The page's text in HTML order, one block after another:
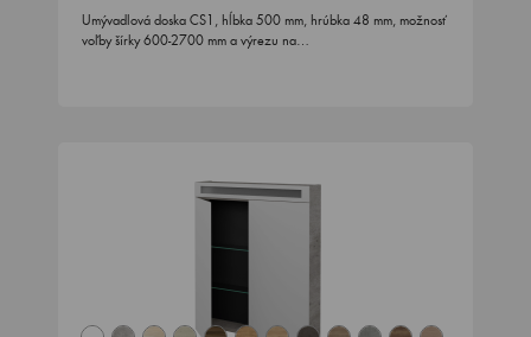
Umývadlová doska CS1, hĺbka 500 mm, hrúbka 48 mm, možnosť
voľby šírky 600-2700 mm a výrezu na…